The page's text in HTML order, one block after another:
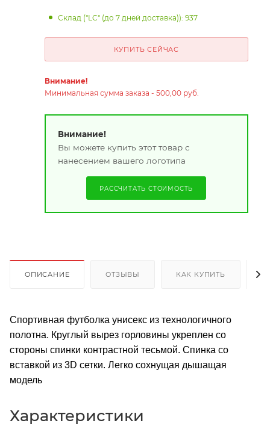
Склад ("LC" (до 7 дней доставка)): 937
КУПИТЬ СЕЙЧАС
Внимание!
Минимальная сумма заказа - 500,00 руб.
Внимание!
Вы можете купить этот товар с
нанесением вашего логотипа
РАССЧИТАТЬ СТОИМОСТЬ
ОПИСАНИЕ ОТЗЫВЫ КАК КУПИТЬ
Спортивная футболка унисекс из технологичного
полотна. Круглый вырез горловины укреплен со
стороны спинки контрастной тесьмой. Спинка со
вставкой из 3D сетки. Легко сохнущая дышащая
модель
Характеристики